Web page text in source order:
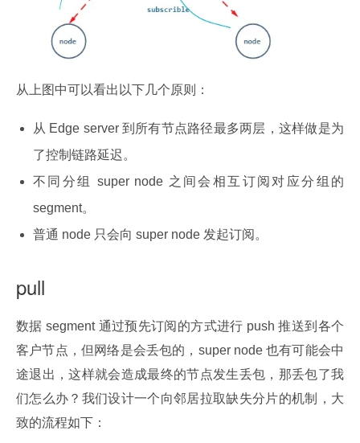
从上图中可以看出以下几个原则：
从 Edge server 到所有节点路径最多两层，这样做是为
了控制链路延迟。
不同分组 super node 之间会相互订阅对应分组的
segment。
普通 node 只会向 super node 发起订阅。
pull
数据 segment 通过预先订阅的方式进行 push 推送到各个
客户节点，但网络是会丢包的，super node 也有可能会中
途退出，这样就会造成最终的节点发生丢包，那丢包了我
们怎么办？我们设计一个向邻居拉取缺失分片的机制，大
致的流程如下：